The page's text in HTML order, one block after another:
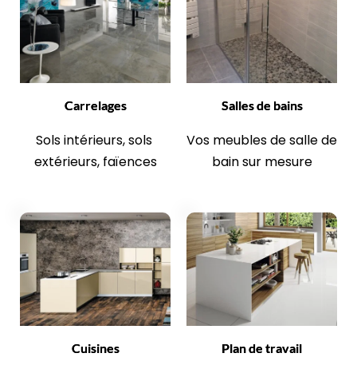
Carrelages
Sols intérieurs, sols
extérieurs, faïences
Salles de bains
Vos meubles de salle de
bain sur mesure
Cuisines Plan de travail